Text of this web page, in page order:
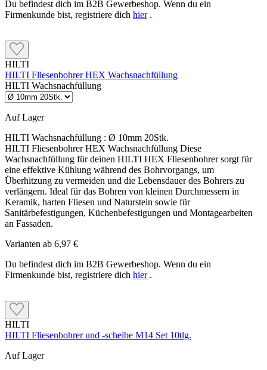
Du befindest dich im B2B Gewerbeshop. Wenn du ein
Firmenkunde bist, registriere dich hier.
HILTI
HILTI Fliesenbohrer HEX Wachsnachfüllung
HILTI Wachsnachfüllung
Auf Lager
HILTI Wachsnachfüllung : Ø 10mm 20Stk.
HILTI Fliesenbohrer HEX Wachsnachfüllung Diese
Wachsnachfüllung für deinen HILTI HEX Fliesenbohrer sorgt für
eine effektive Kühlung während des Bohrvorgangs, um
Überhitzung zu vermeiden und die Lebensdauer des Bohrers zu
verlängern. Ideal für das Bohren von kleinen Durchmessern in
Keramik, harten Fliesen und Naturstein sowie für
Sanitärbefestigungen, Küchenbefestigungen und Montagearbeiten
an Fassaden.
Varianten ab 6,97 €
Du befindest dich im B2B Gewerbeshop. Wenn du ein
Firmenkunde bist, registriere dich hier.
HILTI
HILTI Fliesenbohrer und -scheibe M14 Set 10tlg.
Auf Lager